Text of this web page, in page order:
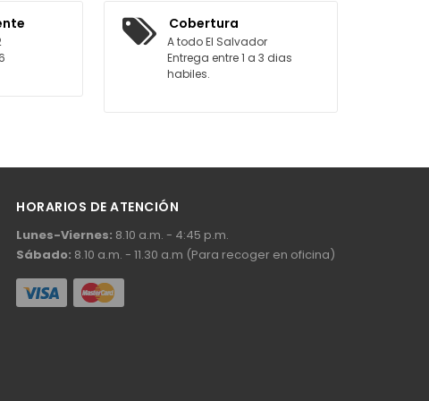
Cobertura
A todo El Salvador
Entrega entre 1 a 3 dias
habiles.
HORARIOS DE ATENCIÓN
Lunes-Viernes: 8.10 a.m. - 4:45 p.m.
Sábado: 8.10 a.m. - 11.30 a.m (Para recoger en oficina)